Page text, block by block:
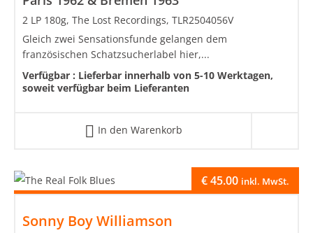
2 LP 180g, The Lost Recordings, TLR2504056V
Gleich zwei Sensationsfunde gelangen dem
französischen Schatzsucherlabel hier,...
Verfügbar : Lieferbar innerhalb von 5-10 Werktagen,
soweit verfügbar beim Lieferanten
In den Warenkorb
Sonny Boy Williamson
€45.00 inkl. MwSt.